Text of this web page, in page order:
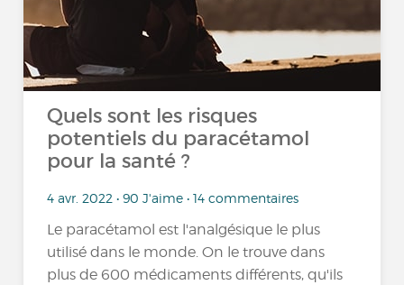
Quels sont les risques
potentiels du paracétamol
pour la santé ?
4 avr. 2022 • 90 J'aime • 14 commentaires
Le paracétamol est l'analgésique le plus
utilisé dans le monde. On le trouve dans
plus de 600 médicaments différents, qu'ils